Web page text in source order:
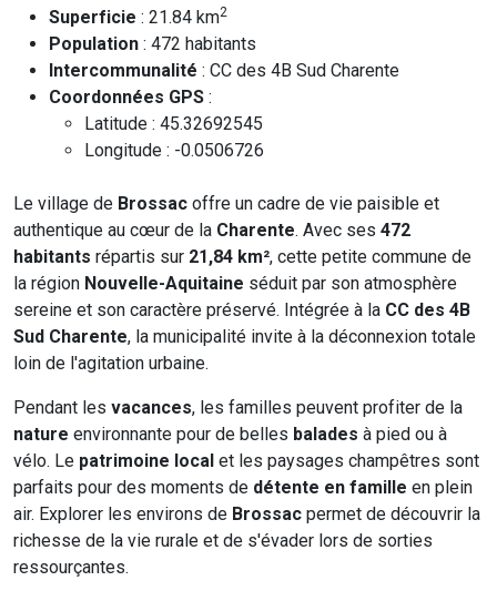
Superficie : 21.84 km2
Population : 472 habitants
Intercommunalité : CC des 4B Sud Charente
Coordonnées GPS :
Latitude : 45.32692545
Longitude : -0.0506726
Le village de Brossac offre un cadre de vie paisible et
authentique au cœur de la Charente. Avec ses 472
habitants répartis sur 21,84 km², cette petite commune de
la région Nouvelle-Aquitaine séduit par son atmosphère
sereine et son caractère préservé. Intégrée à la CC des 4B
Sud Charente, la municipalité invite à la déconnexion totale
loin de l'agitation urbaine.
Pendant les vacances, les familles peuvent profiter de la
nature environnante pour de belles balades à pied ou à
vélo. Le patrimoine local et les paysages champêtres sont
parfaits pour des moments de détente en famille en plein
air. Explorer les environs de Brossac permet de découvrir la
richesse de la vie rurale et de s'évader lors de sorties
ressourçantes.